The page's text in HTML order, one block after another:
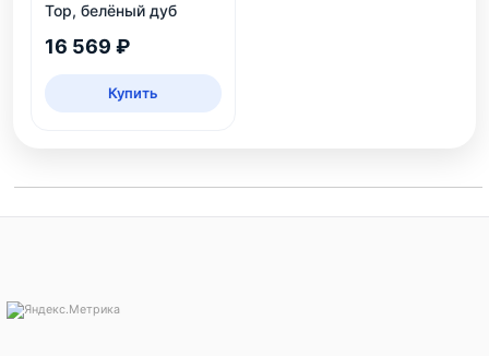
Тор, белёный дуб
16 569 ₽
Купить